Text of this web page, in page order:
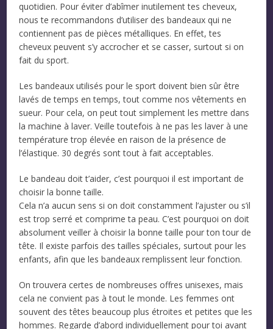
quotidien. Pour éviter d’abîmer inutilement tes cheveux,
nous te recommandons d’utiliser des bandeaux qui ne
contiennent pas de pièces métalliques. En effet, tes
cheveux peuvent s’y accrocher et se casser, surtout si on
fait du sport.
Les bandeaux utilisés pour le sport doivent bien sûr être
lavés de temps en temps, tout comme nos vêtements en
sueur. Pour cela, on peut tout simplement les mettre dans
la machine à laver. Veille toutefois à ne pas les laver à une
température trop élevée en raison de la présence de
l’élastique. 30 degrés sont tout à fait acceptables.
Le bandeau doit t’aider, c’est pourquoi il est important de
choisir la bonne taille.
Cela n’a aucun sens si on doit constamment l’ajuster ou s’il
est trop serré et comprime ta peau. C’est pourquoi on doit
absolument veiller à choisir la bonne taille pour ton tour de
tête. Il existe parfois des tailles spéciales, surtout pour les
enfants, afin que les bandeaux remplissent leur fonction.
On trouvera certes de nombreuses offres unisexes, mais
cela ne convient pas à tout le monde. Les femmes ont
souvent des têtes beaucoup plus étroites et petites que les
hommes. Regarde d’abord individuellement pour toi avant